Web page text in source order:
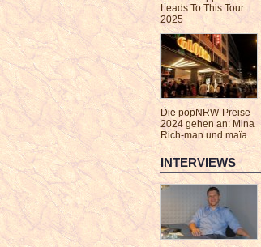
Leads To This Tour
2025
Die popNRW-Preise
2024 gehen an: Mina
Rich-man und maïa
INTERVIEWS